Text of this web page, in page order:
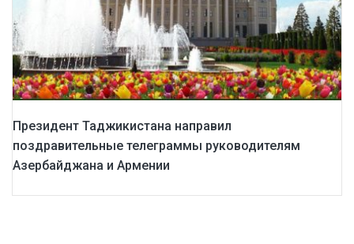
Президент Таджикистана направил
поздравительные телеграммы руководителям
Азербайджана и Армении